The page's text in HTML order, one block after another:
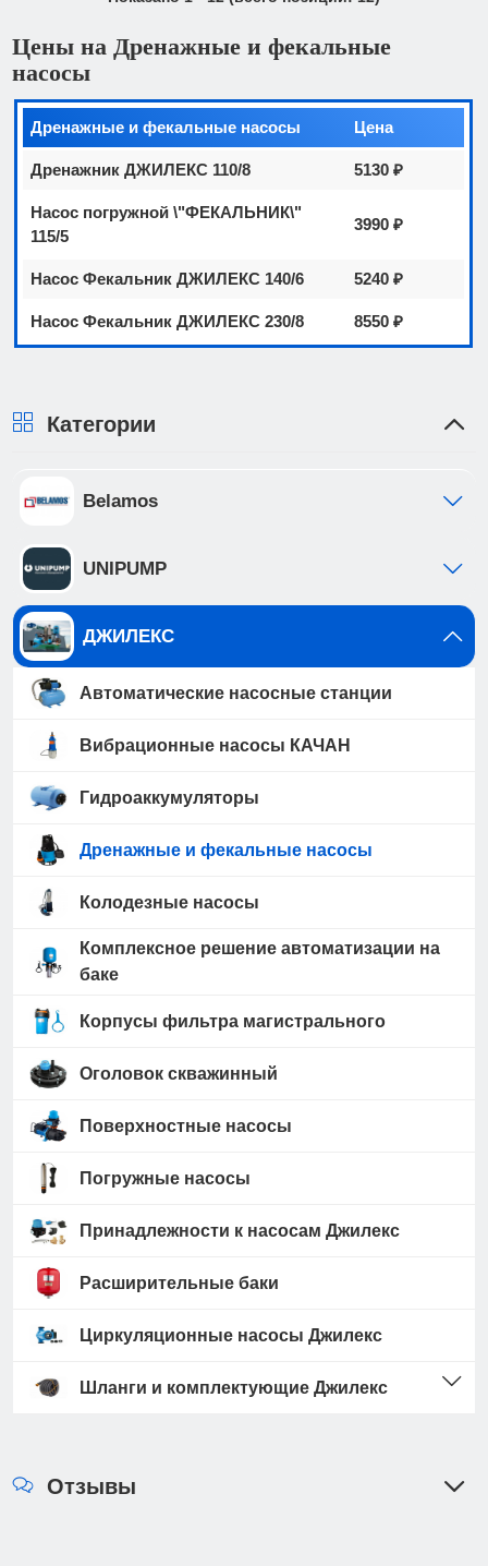
Цены на Дренажные и фекальные
насосы
Дренажные и фекальные насосы Цена
Дренажник ДЖИЛЕКС 110/8 5130 ₽
Насос погружной \"ФЕКАЛЬНИК\"
115/5
3990 ₽
Насос Фекальник ДЖИЛЕКС 140/6 5240 ₽
Насос Фекальник ДЖИЛЕКС 230/8 8550 ₽
Категории
Belamos
UNIPUMP
ДЖИЛЕКС
Автоматические насосные станции
Вибрационные насосы КАЧАН
Гидроаккумуляторы
Дренажные и фекальные насосы
Колодезные насосы
Комплексное решение автоматизации на
баке
Корпусы фильтра магистрального
Оголовок скважинный
Поверхностные насосы
Погружные насосы
Принадлежности к насосам Джилекс
Расширительные баки
Циркуляционные насосы Джилекс
Шланги и комплектующие Джилекс
Отзывы